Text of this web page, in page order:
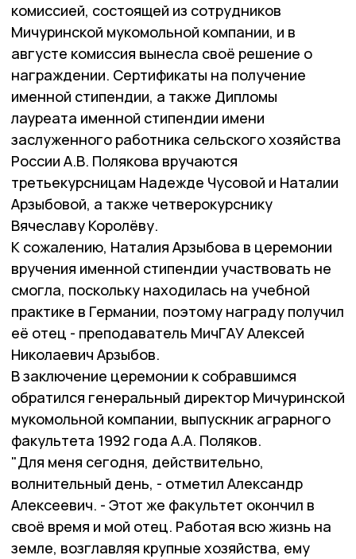
комиссией, состоящей из сотрудников
Мичуринской мукомольной компании, и в
августе комиссия вынесла своё решение о
награждении. Сертификаты на получение
именной стипендии, а также Дипломы
лауреата именной стипендии имени
заслуженного работника сельского хозяйства
России А.В. Полякова вручаются
третьекурсницам Надежде Чусовой и Наталии
Арзыбовой, а также четверокурснику
Вячеславу Королёву.
К сожалению, Наталия Арзыбова в церемонии
вручения именной стипендии участвовать не
смогла, поскольку находилась на учебной
практике в Германии, поэтому награду получил
её отец - преподаватель МичГАУ Алексей
Николаевич Арзыбов.
В заключение церемонии к собравшимся
обратился генеральный директор Мичуринской
мукомольной компании, выпускник аграрного
факультета 1992 года А.А. Поляков.
"Для меня сегодня, действительно,
волнительный день, - отметил Александр
Алексеевич. - Этот же факультет окончил в
своё время и мой отец. Работая всю жизнь на
земле, возглавляя крупные хозяйства, ему